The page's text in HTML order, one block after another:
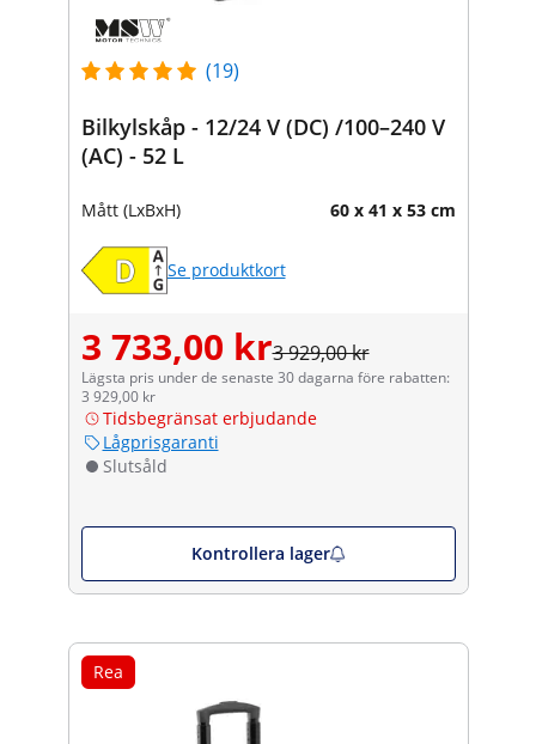
(19)
Bilkylskåp - 12/24 V (DC) /100–240 V
(AC) - 52 L
Mått (LxBxH) 60 x 41 x 53 cm
Se produktkort
3 733,00 kr3 929,00 kr
Lägsta pris under de senaste 30 dagarna före rabatten:
3 929,00 kr
Tidsbegränsat erbjudande
Lågprisgaranti
Slutsåld
Kontrollera lager
Rea